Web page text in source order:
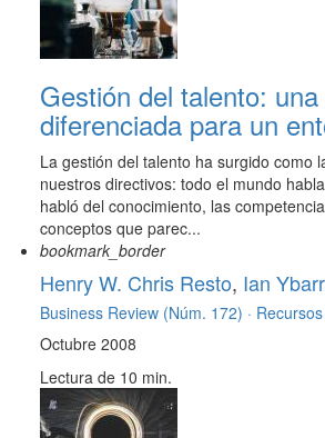
Gestión del talento:
diferenciada para un
La gestión del talento ha surgido como
nuestros directivos: todo el mundo
habló del conocimiento, las
conceptos que parec...
bookmark_border
Henry W. Chris Resto, Ian
Business Review (Núm. 172) ·
Octubre 2008
Lectura de 10 min.